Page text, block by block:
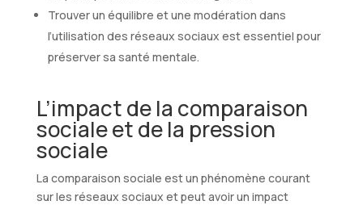
Trouver un équilibre et une modération dans
l’utilisation des réseaux sociaux est essentiel pour
préserver sa santé mentale.
L’impact de la comparaison
sociale et de la pression
sociale
La comparaison sociale est un phénomène courant
sur les réseaux sociaux et peut avoir un impact